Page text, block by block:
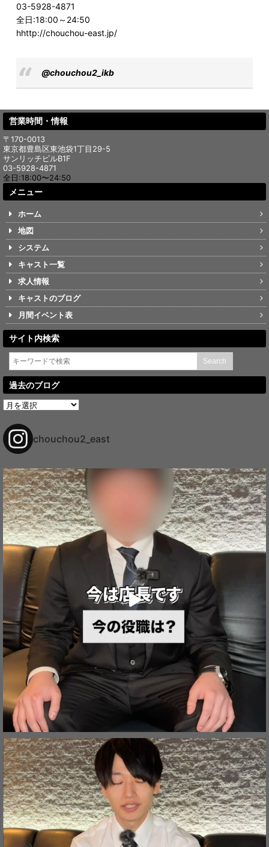
03-5928-4871
全日:18:00～24:50
hhttp://chouchou-east.jp/
@chouchou2_ikb
営業時間・情報
〒170-0013
東京都豊島区東池袋1丁目29-5
サンリッチビルB1F
03-5928-4871
全日:18:00〜24:50
メニュー
ホーム
地図
システム
キャスト一覧
求人情報
キャストのブログ
月間イベント表
サイト内検索
過去のブログ
過
去
ブ
ロ
グ
chouchou2_east